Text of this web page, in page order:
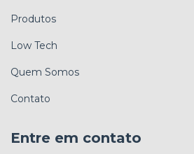
Produtos
Low Tech
Quem Somos
Contato
Entre em contato